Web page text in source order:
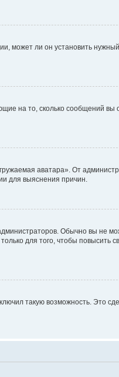
может ли он установить
на то, сколько сообщений вы
аватара». От
для выяснения причин.
Обычно вы не
для того, чтобы повысить
такую возможность. Это